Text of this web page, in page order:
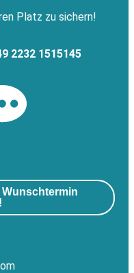
Platz zu sichern!
2232 1515145